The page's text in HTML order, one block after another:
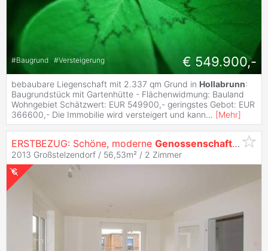
#Baugrund #Versteigerung € 549.900,-
bebaubare Liegenschaft mit 2.337 qm Grund in Hollabrunn:
Baugrundstück mit Gartenhütte - Flächenwidmung: Bauland
Wohngebiet Schätzwert: EUR 549900,- geringstes Gebot: EUR
366600,- Die Immobilie wird versteigert und kann... [Mehr]
ERSTBEZUG: Schöne, moderne Genossenschaftswohnung
2013 Großstelzendorf / 56,53m² / 2 Zimmer